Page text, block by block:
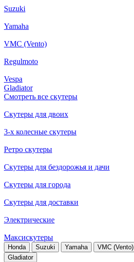
Suzuki
Yamaha
VMC (Vento)
Regulmoto
Vespa
Gladiator
Смотреть все скутеры
Скутеры для двоих
3-х колесные скутеры
Ретро скутеры
Скутеры для бездорожья и дачи
Скутеры для города
Скутеры для доставки
Электрические
Максискутеры
Honda Suzuki Yamaha VMC (Vento)
Gladiator